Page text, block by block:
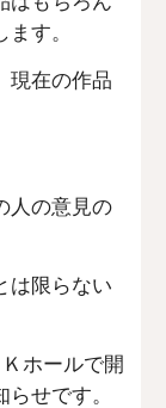
す。
現在の作品
人の意見の
は限らない
ホールで開
せです。